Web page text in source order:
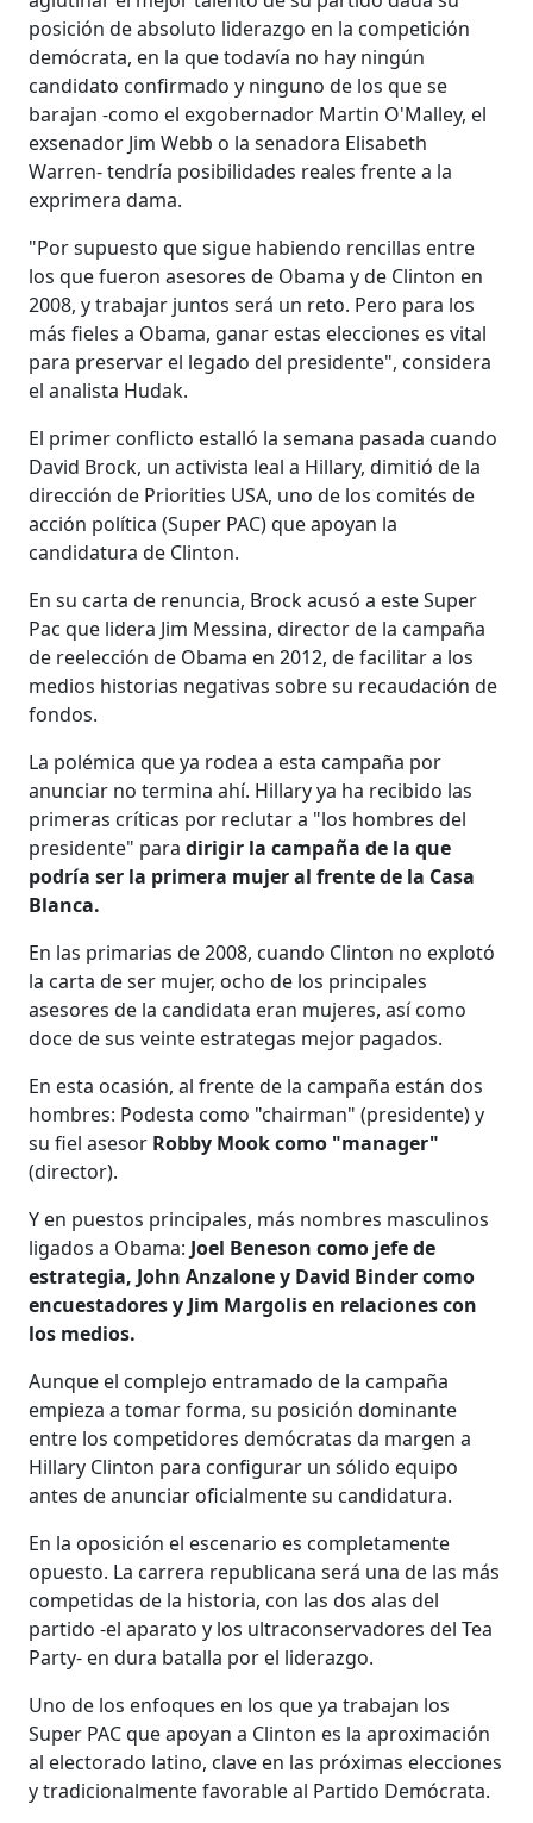
posición de absoluto liderazgo en la competición
demócrata, en la que todavía no hay ningún
candidato confirmado y ninguno de los que se
barajan -como el exgobernador Martin O'Malley, el
exsenador Jim Webb o la senadora Elisabeth
Warren- tendría posibilidades reales frente a la
exprimera dama.
"Por supuesto que sigue habiendo rencillas entre
los que fueron asesores de Obama y de Clinton en
2008, y trabajar juntos será un reto. Pero para los
más fieles a Obama, ganar estas elecciones es vital
para preservar el legado del presidente", considera
el analista Hudak.
El primer conflicto estalló la semana pasada cuando
David Brock, un activista leal a Hillary, dimitió de la
dirección de Priorities USA, uno de los comités de
acción política (Super PAC) que apoyan la
candidatura de Clinton.
En su carta de renuncia, Brock acusó a este Super
Pac que lidera Jim Messina, director de la campaña
de reelección de Obama en 2012, de facilitar a los
medios historias negativas sobre su recaudación de
fondos.
La polémica que ya rodea a esta campaña por
anunciar no termina ahí. Hillary ya ha recibido las
primeras críticas por reclutar a "los hombres del
presidente" paradirigir la campaña de la que
podría ser la primera mujer al frente de la Casa
Blanca.
En las primarias de 2008, cuando Clinton no explotó
la carta de ser mujer, ocho de los principales
asesores de la candidata eran mujeres, así como
doce de sus veinte estrategas mejor pagados.
En esta ocasión, al frente de la campaña están dos
hombres: Podesta como "chairman" (presidente) y
su fiel asesor Robby Mook como "manager"
(director).
Y en puestos principales, más nombres masculinos
ligados a Obama: Joel Beneson como jefe de
estrategia, John Anzalone y David Binder como
encuestadores y Jim Margolis en relaciones con
los medios.
Aunque el complejo entramado de la campaña
empieza a tomar forma, su posición dominante
entre los competidores demócratas da margen a
Hillary Clinton para configurar un sólido equipo
antes de anunciar oficialmente su candidatura.
En la oposición el escenario es completamente
opuesto. La carrera republicana será una de las más
competidas de la historia, con las dos alas del
partido -el aparato y los ultraconservadores del Tea
Party- en dura batalla por el liderazgo.
Uno de los enfoques en los que ya trabajan los
Super PAC que apoyan a Clinton es la aproximación
al electorado latino, clave en las próximas elecciones
y tradicionalmente favorable al Partido Demócrata.